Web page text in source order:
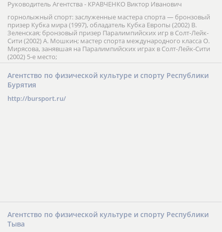
Руководитель Агентства - КРАВЧЕНКО Виктор Иванович
горнолыжный спорт: заслуженные мастера спорта — бронзовый
призер Кубка мира (1997), обладатель Кубка Европы (2002) В.
Зеленская; бронзовый призер Паралимпийских игр в Солт-Лейк-
Сити (2002) А. Мошкин; мастер спорта международного класса О.
Мирясова, занявшая на Паралимпийских играх в Солт-Лейк-Сити
(2002) 5-е место;
Агентство по физической культуре и спорту Республики
Бурятия
http://bursport.ru/
Агентство по физической культуре и спорту Республики
Тыва